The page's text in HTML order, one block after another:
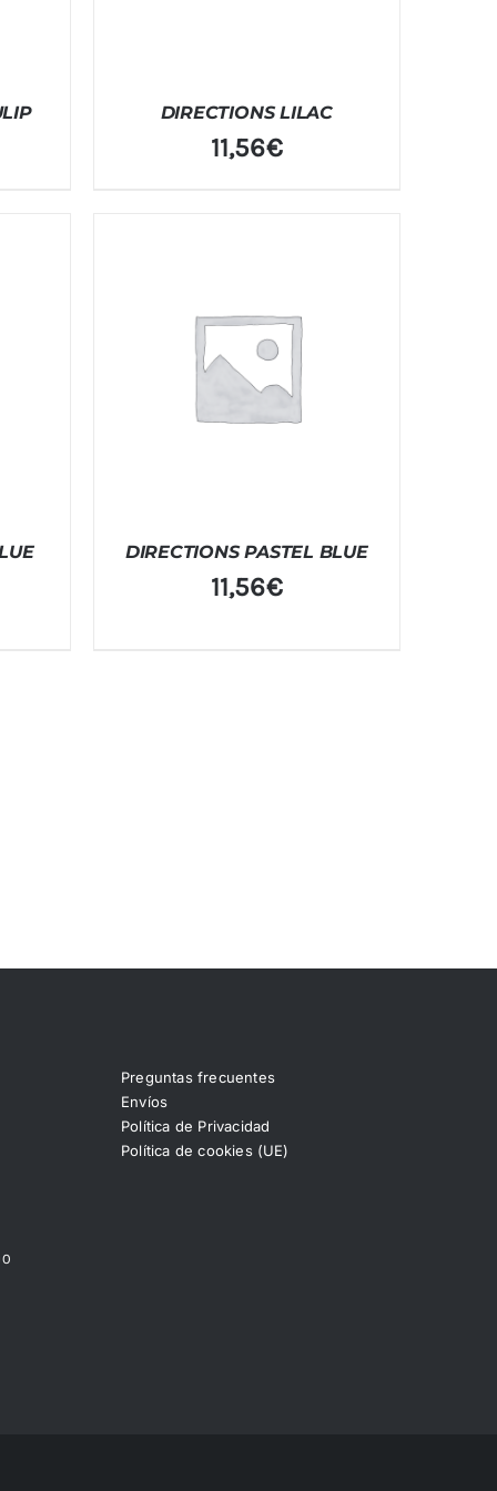
DIRECTIONS LILAC
11,56€
DIRECTIONS PASTEL BLUE
11,56€
Preguntas frecuentes
Envíos
Política de Privacidad
Política de cookies (UE)